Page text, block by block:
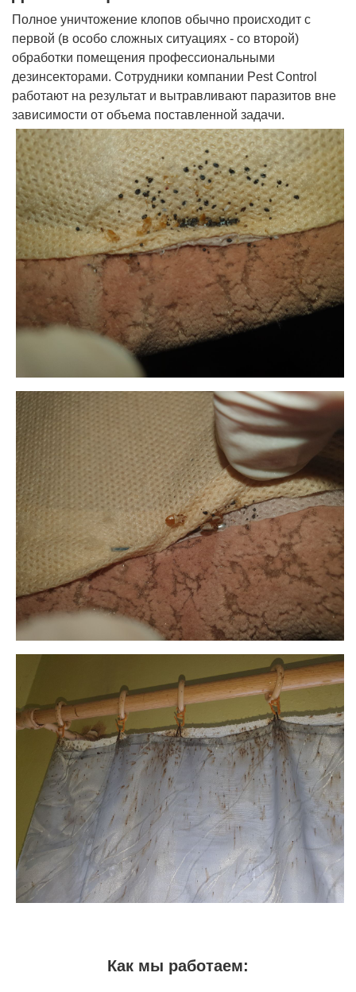
Полное уничтожение клопов обычно происходит с
первой (в особо сложных ситуациях - со второй)
обработки помещения профессиональными
дезинсекторами. Сотрудники компании Pest Control
работают на результат и вытравливают паразитов вне
зависимости от объема поставленной задачи.
Как мы работаем: